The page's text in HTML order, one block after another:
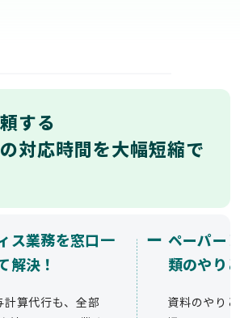
する
対応時間を大幅短縮で
ス業務を窓口一
解決！
算代行も、全部
ー ペーパー
類のやり
資料のやり